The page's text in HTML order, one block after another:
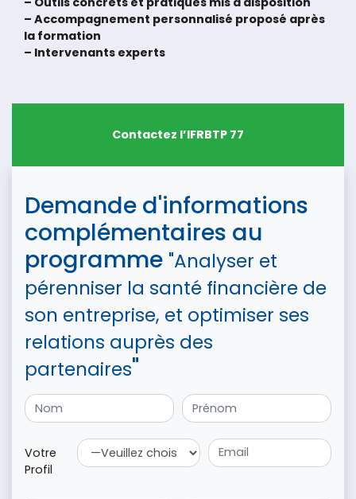
– Accompagnement personnalisé proposé après
la formation
– Intervenants experts
Contactez l’IFRBTP 77
Demande d'informations
complémentaires au
programme "Analyser et
pérenniser la santé financière de
son entreprise, et optimiser ses
relations auprès des
partenaires"
Votre
Profil